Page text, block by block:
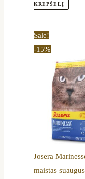
KREPŠELĮ
Sale!
-15%
Josera
maistas
has
The
may
on